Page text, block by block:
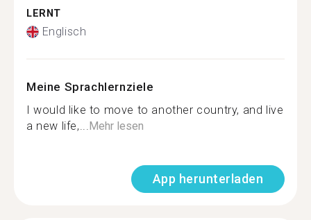
LERNT
Englisch
Meine Sprachlernziele
I would like to move to another country, and live
a new life,...Mehr lesen
App herunterladen